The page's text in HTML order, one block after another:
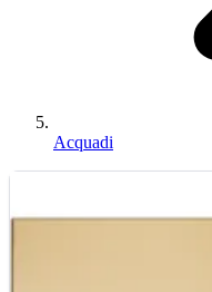
Acquadi